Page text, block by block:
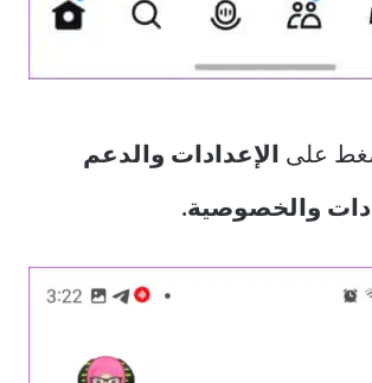
على الإعدادات والدعم
والخصوصية.